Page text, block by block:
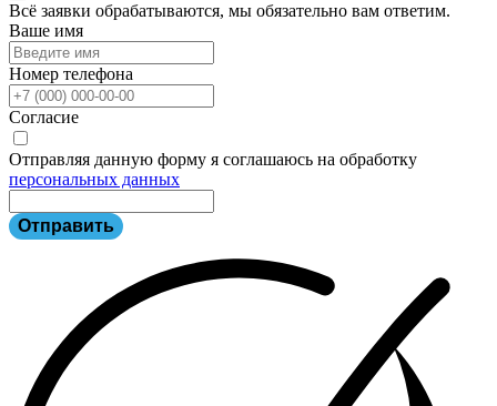
Всё заявки обрабатываются, мы обязательно вам ответим.
Ваше имя
Номер телефона
Согласие
Отправляя данную форму я соглашаюсь на обработку
персональных данных
Отправить